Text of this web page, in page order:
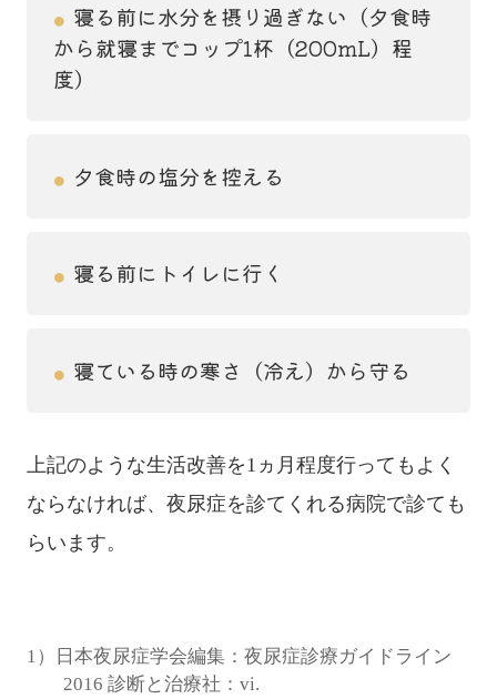
● 寝る前に水分を摂り過ぎない（夕食時
から就寝までコップ1杯（200mL）程
度）
● 夕食時の塩分を控える
● 寝る前にトイレに行く
● 寝ている時の寒さ（冷え）から守る
上記のような生活改善を1ヵ月程度行ってもよく
ならなければ、夜尿症を診てくれる病院で診ても
らいます。
1）日本夜尿症学会編集：夜尿症診療ガイドライン
2016 診断と治療社：vi.